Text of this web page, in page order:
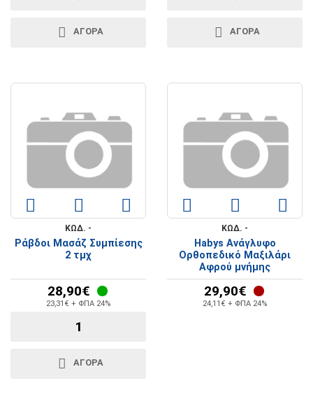
ΑΓΟΡΑ ΑΓΟΡΑ
ΚΩΔ. -
Ράβδοι Μασάζ Συμπίεσης
2 τμχ
28,90€
23,31€ + ΦΠΑ 24%
ΑΓΟΡΑ
ΚΩΔ. -
Habys Ανάγλυφο
Ορθοπεδικό Μαξιλάρι
Αφρού μνήμης
29,90€
24,11€ + ΦΠΑ 24%